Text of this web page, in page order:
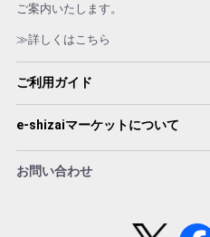
ご案内いたします。
≫詳しくはこちら
ご利用ガイド
e-shizaiマーケットについて
お問い合わせ